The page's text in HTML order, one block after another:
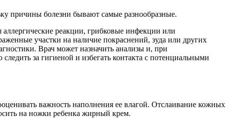
причины болезни бывают самые разнообразные.
аллергические реакции, грибковые инфекции или
участки на наличие покраснений, зуда или других
Врач может назначить анализы и, при
за гигиеной и избегать контакта с потенциальными
важность наполнения ее влагой. Отслаивание кожных
на ножки ребенка жирный крем.